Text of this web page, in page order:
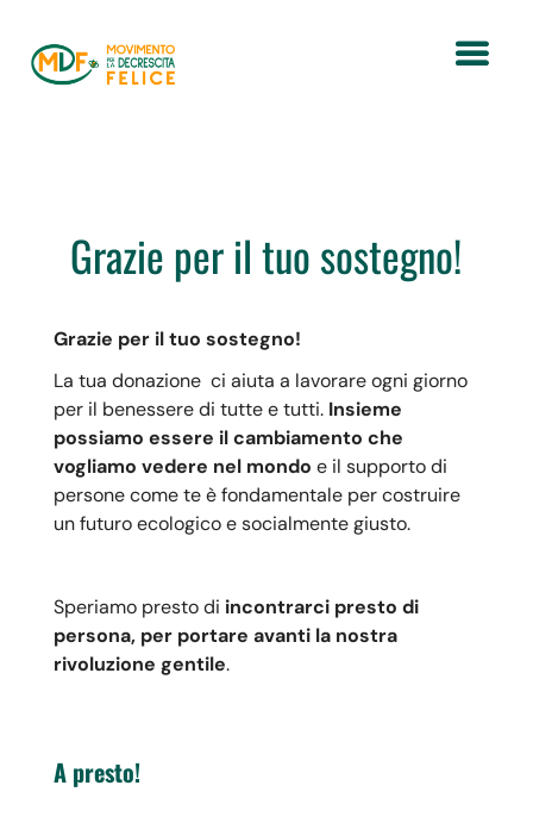
Grazie per il tuo sostegno!
Grazie per il tuo sostegno!
La tua donazione ci aiuta a lavorare ogni giorno
per il benessere di tutte e tutti. Insieme
possiamo essere il cambiamento che
vogliamo vedere nel mondo e il supporto di
persone come te è fondamentale per costruire
un futuro ecologico e socialmente giusto.
Speriamo presto di incontrarci presto di
persona, per portare avanti la nostra
rivoluzione gentile.
A presto!